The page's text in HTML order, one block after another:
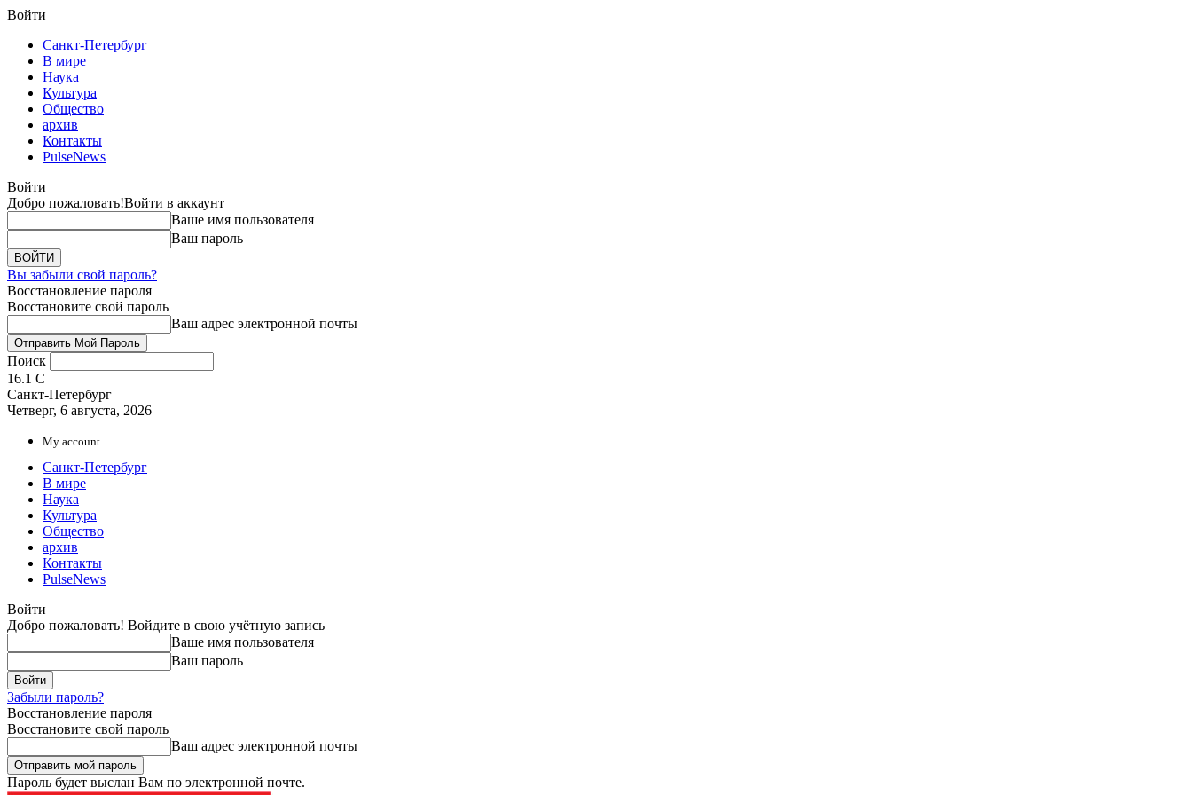
Войти
Санкт-Петербург
В мире
Наука
Культура
Общество
архив
Контакты
PulseNews
Войти
Добро пожаловать!Войти в аккаунт
Ваше имя пользователя
Ваш пароль
Вы забыли свой пароль?
Восстановление пароля
Восстановите свой пароль
Ваш адрес электронной почты
Поиск
16.1 C
Санкт-Петербург
Четверг, 6 августа, 2026
My account
Санкт-Петербург
В мире
Наука
Культура
Общество
архив
Контакты
PulseNews
Войти
Добро пожаловать! Войдите в свою учётную запись
Ваше имя пользователя
Ваш пароль
Забыли пароль?
Восстановление пароля
Восстановите свой пароль
Ваш адрес электронной почты
Пароль будет выслан Вам по электронной почте.